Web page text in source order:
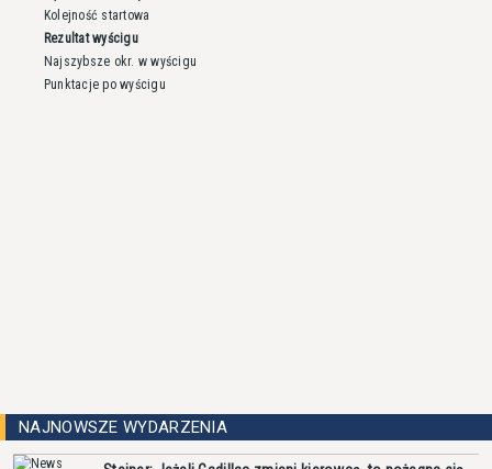
Kolejność startowa
Rezultat wyścigu
Najszybsze okr. w wyścigu
Punktacje po wyścigu
NAJNOWSZE WYDARZENIA